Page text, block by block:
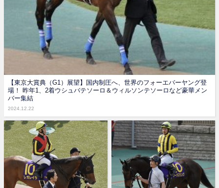
【東京大賞典（G1）展望】国内制圧へ、世界のフォーエバーヤング登
場！ 昨年1、2着ウシュバテソーロ＆ウィルソンテソーロなど豪華メン
バー集結
2024.12.22